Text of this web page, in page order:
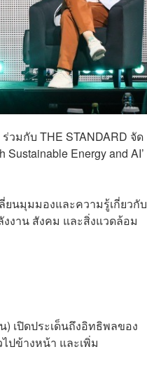
มกับ THE STANDARD จัด
Sustainable Energy and AI’
ยนมุมมองและความรู้เกี่ยวกับ
งาน สังคม และสิ่งแวดล้อม
เปิดประเด็นถึงอิทธิพลของ
ปข้างหน้า และเพิ่ม